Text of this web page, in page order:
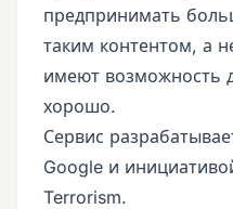
предпринимать
таким контентом, а
имеют возможность
хорошо.
Сервис
Google и
Terrorism.